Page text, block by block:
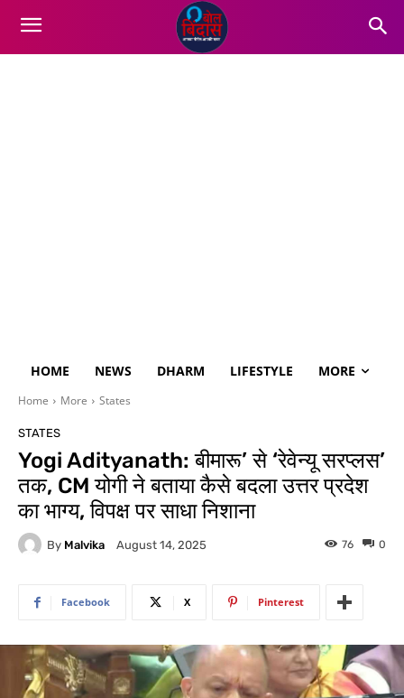
HOME NEWS DHARM LIFESTYLE MORE
Home More States
STATES
Yogi Adityanath: बीमारू’ से ‘रेवेन्यू सरप्लस’
तक, CM योगी ने बताया कैसे बदला उत्तर प्रदेश
का भाग्य, विपक्ष पर साधा निशाना
By Malvika August 14, 2025 0
76
Facebook X Pinterest